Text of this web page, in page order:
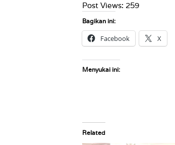
Post Views: 259
Bagikan ini:
Facebook X
Menyukai ini:
Related